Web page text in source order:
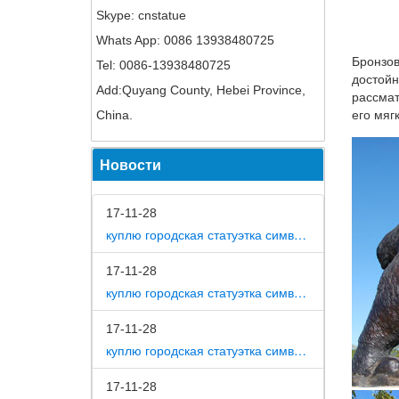
Skype: cnstatue
Whats App: 0086 13938480725
Tel: 0086-13938480725
Add:Quyang County, Hebei Province,
China.
Новости
17-11-28
куплю городская статуэтка символ собака в дом
17-11-28
куплю городская статуэтка символ собака в метро москвы
17-11-28
куплю городская статуэтка символ собака на площади революции
17-11-28
поиск
Дом
59/ 7,
Год
Собака
Собака
его